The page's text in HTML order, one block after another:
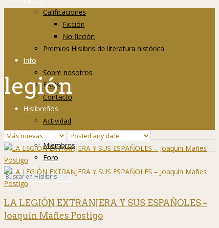
Calificaciones
Ficción
No ficción
Premios Hislibris de literatura histórica
Info
Sobre nosotros
FAQs
Contacto
Hislibreños
Actividad
Grupos
Miembros
Foro
legión
LA LEGIÓN EXTRANJERA Y SUS ESPAÑOLES –
Joaquín Mañes Postigo